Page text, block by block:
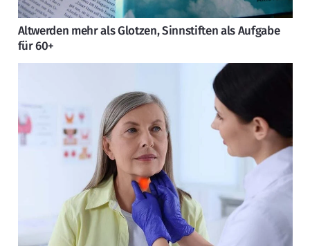
Altwerden mehr als Glotzen, Sinnstiften als Aufgabe
für 60+